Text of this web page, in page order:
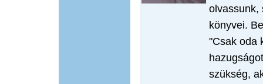
olvassunk,
könyvei.
"Csak oda
szükség,